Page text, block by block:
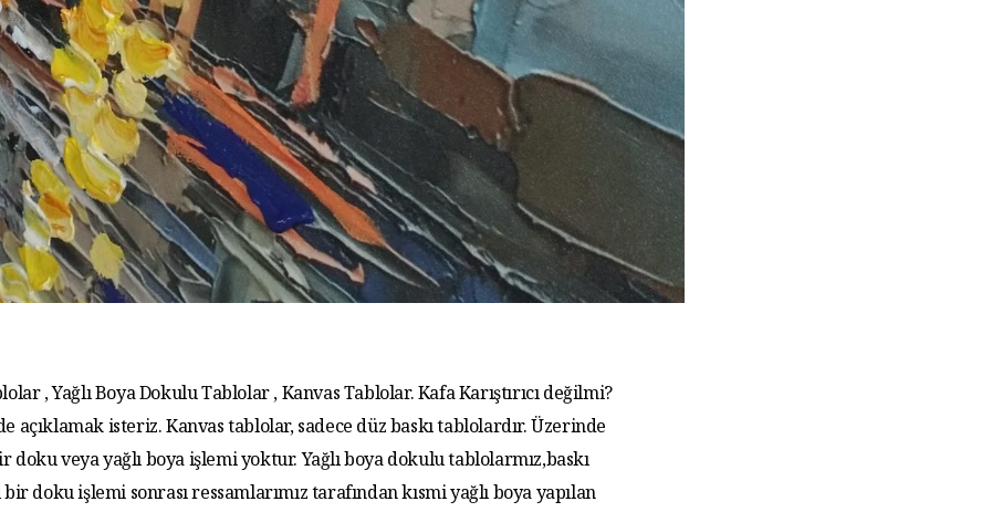
, Yağlı Boya Dokulu Tablolar , Kanvas Tablolar. Kafa Karıştırıcı değilmi?
açıklamak isteriz. Kanvas tablolar, sadece düz baskı tablolardır. Üzerinde
doku veya yağlı boya işlemi yoktur. Yağlı boya dokulu tablolarmız,baskı
doku işlemi sonrası ressamlarımız tarafından kısmi yağlı boya yapılan